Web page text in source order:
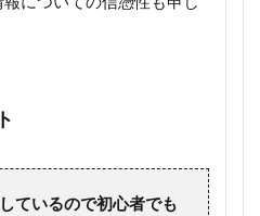
ているので初心者でも